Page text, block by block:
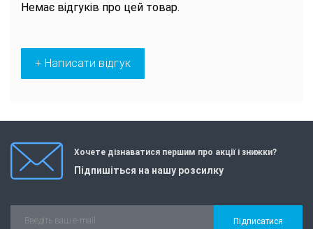
Немає відгуків про цей товар.
+ Написати відгук
Хочете дізнаватися першим про акції і знижки?
Підпишіться на нашу розсилку
Підписатися